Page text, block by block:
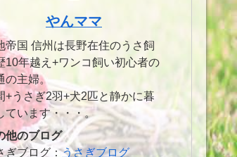
やんママ
帝国 信州は長野在住のうさ飼
10年越え+ワンコ飼い初心者の
の主婦。
+うさぎ2羽+犬2匹と静かに暮
ています・・・。
他のブログ
ぎブログ：うさぎブログ